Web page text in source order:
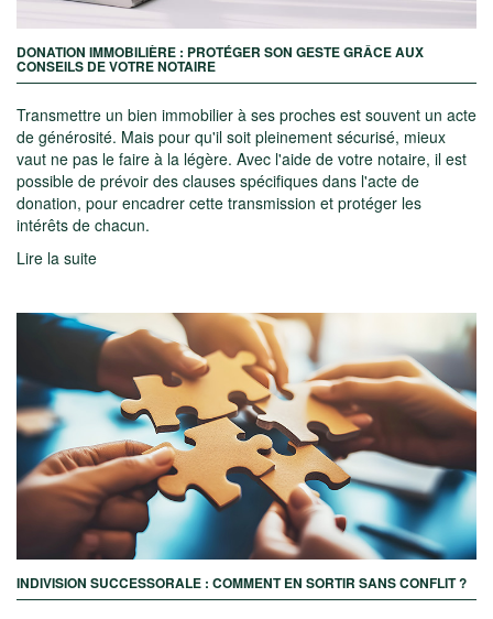
DONATION IMMOBILIÈRE : PROTÉGER SON GESTE GRÂCE AUX
CONSEILS DE VOTRE NOTAIRE
Transmettre un bien immobilier à ses proches est souvent un acte
de générosité. Mais pour qu'il soit pleinement sécurisé, mieux
vaut ne pas le faire à la légère. Avec l'aide de votre notaire, il est
possible de prévoir des clauses spécifiques dans l'acte de
donation, pour encadrer cette transmission et protéger les
intérêts de chacun.
Lire la suite
INDIVISION SUCCESSORALE : COMMENT EN SORTIR SANS CONFLIT ?